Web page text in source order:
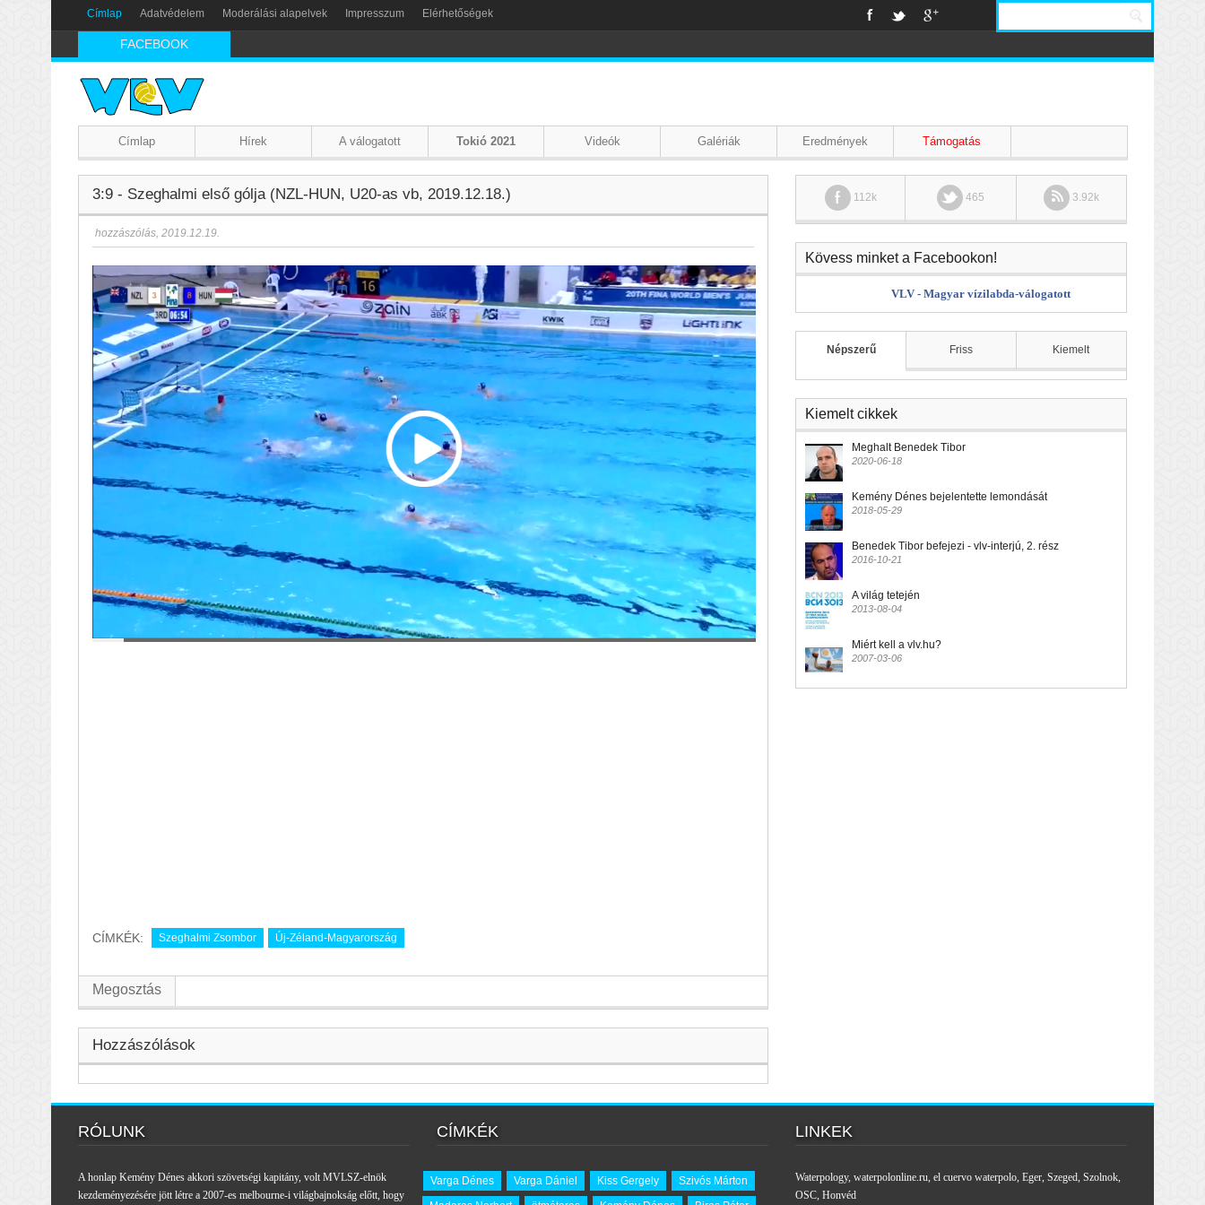
Címlap Adatvédelem Moderálási alapelvek Impresszum Elérhetőségek
FACEBOOK
Címlap Hírek A válogatott Tokió 2021 Videók Galériák Eredmények Támogatás
3:9 - Szeghalmi első gólja (NZL-HUN, U20-as vb, 2019.12.18.)
hozzászólás, 2019.12.19.
CÍMKÉK: Szeghalmi Zsombor Új-Zéland-Magyarország
Megosztás
Hozzászólások
112k 465 3.92k
Kövess minket a Facebookon!
VLV - Magyar vízilabda-válogatott
Népszerű Friss Kiemelt
Kiemelt cikkek
Meghalt Benedek Tibor
2020-06-18
Kemény Dénes bejelentette lemondását
2018-05-29
Benedek Tibor befejezi - vlv-interjú, 2. rész
2016-10-21
A világ tetején
2013-08-04
Miért kell a vlv.hu?
2007-03-06
RÓLUNK
A honlap Kemény Dénes akkori szövetségi kapitány, volt MVLSZ-elnök
kezdeményezésére jött létre a 2007-es melbourne-i világbajnokság előtt, hogy
CÍMKÉK
Varga Dénes Varga Dániel Kiss Gergely
Szivós Márton
LINKEK
Waterpology, waterpolonline.ru, el cuervo waterpolo, Eger, Szeged, Szolnok,
OSC, Honvéd